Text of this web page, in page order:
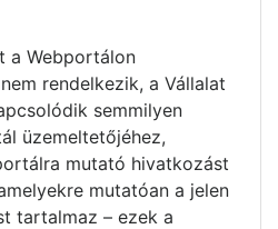
a Webportálon
rendelkezik, a Vállalat
semmilyen
üzemeltetőjéhez,
mutató hivatkozást
mutatóan a jelen
tartalmaz – ezek a